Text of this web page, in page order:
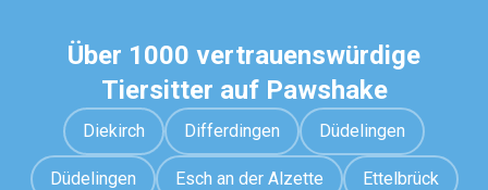
Über 1000 vertrauenswürdige
Tiersitter auf Pawshake
Diekirch Differdingen Düdelingen
Düdelingen Esch an der Alzette Ettelbrück